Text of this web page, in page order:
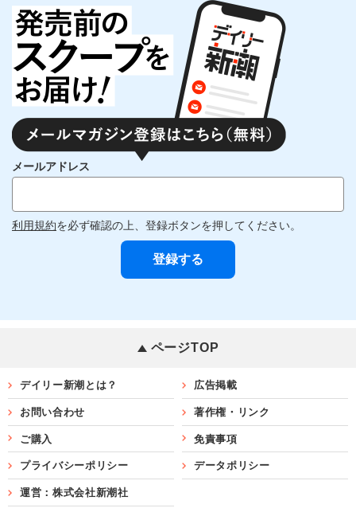
メールアドレス
利用規約を必ず確認の上、登録ボタンを押してください。
ページTOP
デイリー新潮とは？ 広告掲載
お問い合わせ 著作権・リンク
ご購入 免責事項
プライバシーポリシー データポリシー
運営：株式会社新潮社